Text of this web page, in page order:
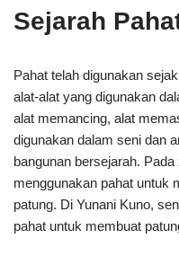
Sejarah
Pahat telah digunakan
alat-alat yang digunakan
alat memancing, alat
digunakan dalam seni dan
bangunan bersejarah.
menggunakan pahat untuk
patung. Di Yunani Kuno,
pahat untuk membuat